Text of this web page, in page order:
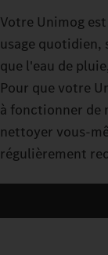
Votre Unimog
usage quotidien,
que l'eau de
Pour que votre
à fonctionner de
nettoyer vous-
régulièrement